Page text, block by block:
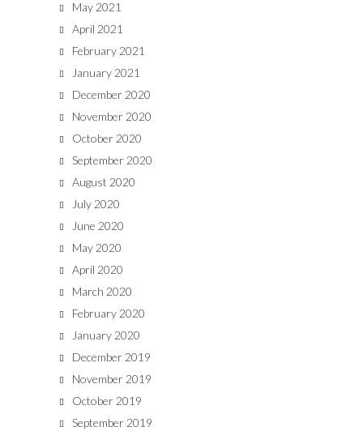
May 2021
April 2021
February 2021
January 2021
December 2020
November 2020
October 2020
September 2020
August 2020
July 2020
June 2020
May 2020
April 2020
March 2020
February 2020
January 2020
December 2019
November 2019
October 2019
September 2019